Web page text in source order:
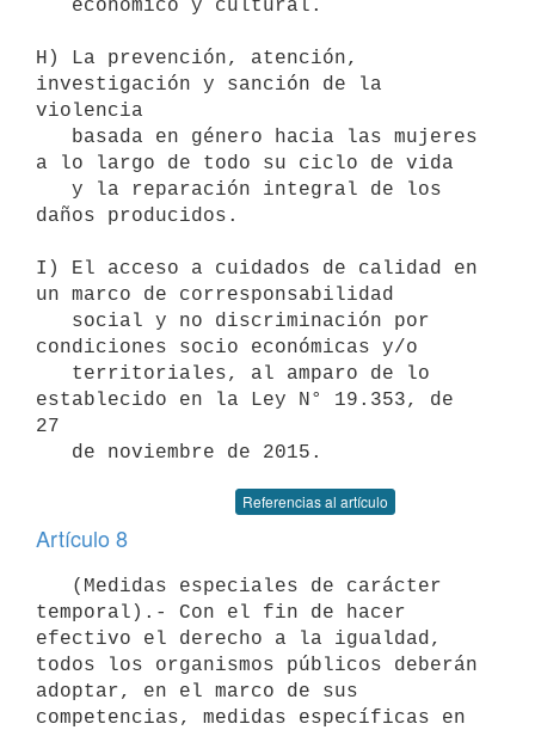
H) La prevención, atención,
investigación y sanción de la
violencia
a lo largo de todo su ciclo de vida
daños producidos.
I) El acceso a cuidados de calidad en
un marco de corresponsabilidad
condiciones socio económicas y/o
establecido en la Ley N° 19.353, de
27
Referencias al artículo
Artículo 8
temporal).- Con el fin de hacer
efectivo el derecho a la igualdad,
todos los organismos públicos deberán
adoptar, en el marco de sus
competencias, medidas específicas en